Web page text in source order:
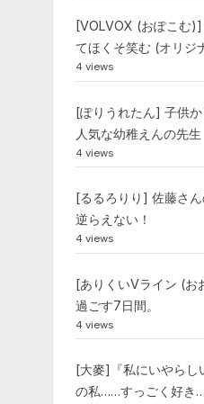
[VOLVOX (おぽこむ
てほくそ笑む (オリジ
4 views
[ぽりうれたん] 子供
人気な幼稚えんの先生
4 views
[るるろりり] 佐藤さ
逆らえない！
4 views
[ありくいVライン (お
過ごす7日間。
4 views
[大麥]『私にいやらし
の私……すっごく好き